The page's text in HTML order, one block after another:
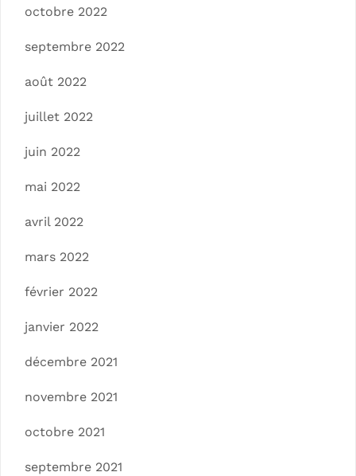
octobre 2022
septembre 2022
août 2022
juillet 2022
juin 2022
mai 2022
avril 2022
mars 2022
février 2022
janvier 2022
décembre 2021
novembre 2021
octobre 2021
septembre 2021